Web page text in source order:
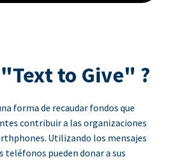
"Text to Give" ?
forma de recaudar fondos que
contribuir a las organizaciones
Utilizando los mensajes
teléfonos pueden donar a sus